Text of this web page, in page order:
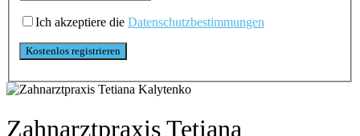
Ich akzeptiere die Datenschutzbestimmungen
Zahnarztpraxis Tetiana